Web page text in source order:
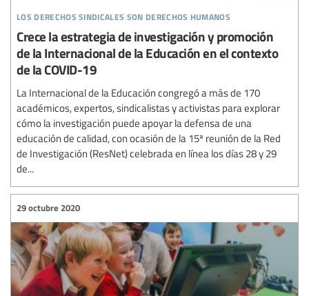
los derechos sindicales son derechos humanos
Crece la estrategia de investigación y promoción
de la Internacional de la Educación en el contexto
de la COVID-19
La Internacional de la Educación congregó a más de 170
académicos, expertos, sindicalistas y activistas para explorar
cómo la investigación puede apoyar la defensa de una
educación de calidad, con ocasión de la 15ª reunión de la Red
de Investigación (ResNet) celebrada en línea los días 28 y 29
de...
29 octubre 2020